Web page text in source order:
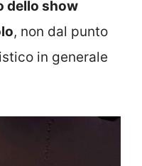
dello show
, non dal punto
in generale